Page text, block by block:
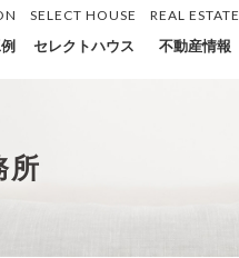
SELECT HOUSE
セレクトハウス
REAL ESTATE
不動産情報
所